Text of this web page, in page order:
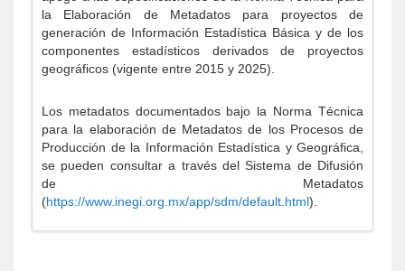
la Elaboración de Metadatos para proyectos de
generación de Información Estadística Básica y de los
componentes estadísticos derivados de proyectos
geográficos (vigente entre 2015 y 2025).
Los metadatos documentados bajo la Norma Técnica
para la elaboración de Metadatos de los Procesos de
Producción de la Información Estadística y Geográfica,
se pueden consultar a través del Sistema de Difusión
de Metadatos
(https://www.inegi.org.mx/app/sdm/default.html).